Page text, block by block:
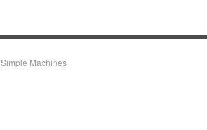
Simple Machines